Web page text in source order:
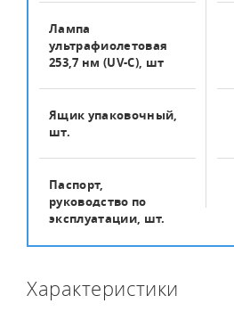
Лампа
ультрафиолетовая
253,7 нм (UV-C), шт
Ящик упаковочный,
шт.
Паспорт,
руководство по
эксплуатации, шт.
Характеристики